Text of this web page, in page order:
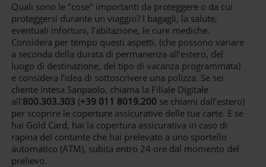
Quali sono le "cose" importanti da proteggere o da cui
proteggersi durante un viaggio? I bagagli, la salute,
eventuali infortuni, l’abitazione, le cure mediche.
Considera per tempo questi aspetti, (che possono variare
a seconda della durata di permanenza all’estero, del
luogo di destinazione, del tipo di vacanza programmata)
e considera l’idea di sottoscrivere una polizza. Se sei
cliente Intesa Sanpaolo, chiama la Filiale Digitale
all’800.303.303 (+39 011 8019.200se chiami dall’estero)
per scoprire le coperture assicurative delle tue carte. E se
hai Gold Card, hai la copertura assicurativa in caso di
rapina del contante che hai prelevato a uno sportello
automatico (ATM), subita entro 24 ore dal momento del
prelievo.